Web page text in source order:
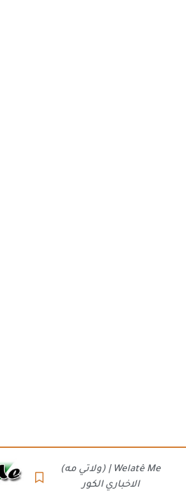
(ولاتي مه) | Welatê Me
الاخباري الكور